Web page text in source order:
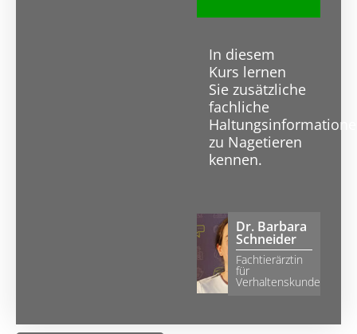
In diesem
Kurs lernen
Sie zusätzliche
fachliche
zu Nagetieren
kennen.
Dr. Barbara
Schneider
Fachtierärztin
für
Verhaltenskunde